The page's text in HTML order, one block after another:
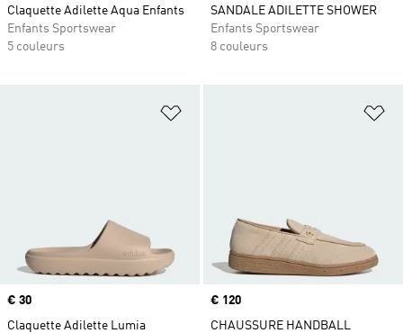
Claquette Adilette Aqua Enfants
Enfants Sportswear
5 couleurs
SANDALE ADILETTE SHOWER
Enfants Sportswear
8 couleurs
Ajouter à la Liste de produits
Prix
€ 30
Claquette Adilette Lumia
Prix
€ 120
CHAUSSURE HANDBALL